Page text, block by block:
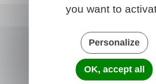
you want to
Personalize
OK, accept all